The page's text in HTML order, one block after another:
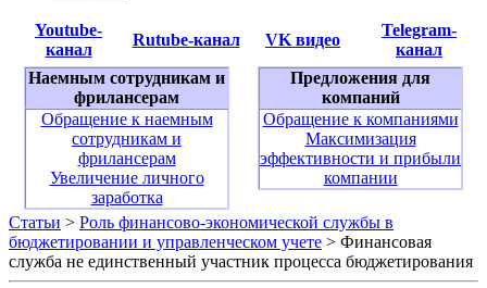
Youtube-
канал
Rutube-канал VK видео
Telegram-
канал
Наемным сотрудникам и
фрилансерам
Обращение к наемным
сотрудникам и
фрилансерам
Увеличение личного
заработка
Предложения для
компаний
Обращение к компаниями
Максимизация
эффективности и прибыли
компании
Статьи > Роль финансово-экономической службы в
бюджетировании и управленческом учете > Финансовая
служба не единственный участник процесса бюджетирования